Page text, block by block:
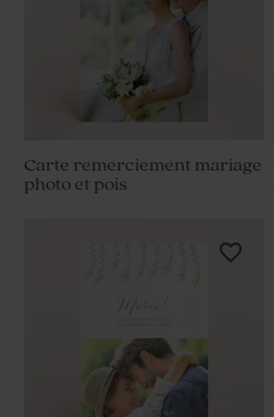
Carte remerciement mariage
photo et pois